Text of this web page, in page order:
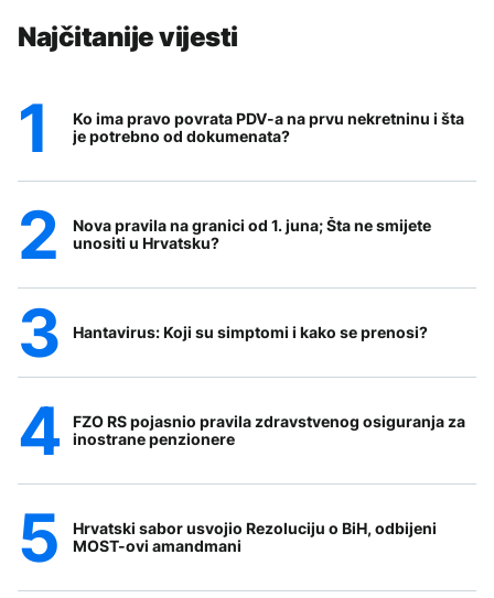
Najčitanije vijesti
Ko ima pravo povrata PDV-a na prvu nekretninu i šta
je potrebno od dokumenata?
Nova pravila na granici od 1. juna; Šta ne smijete
unositi u Hrvatsku?
Hantavirus: Koji su simptomi i kako se prenosi?
FZO RS pojasnio pravila zdravstvenog osiguranja za
inostrane penzionere
Hrvatski sabor usvojio Rezoluciju o BiH, odbijeni
MOST-ovi amandmani